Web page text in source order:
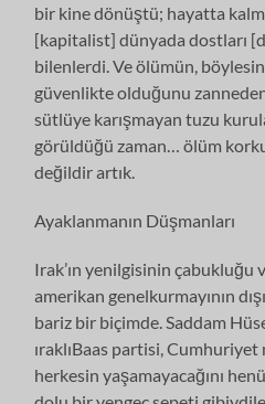
bir kine dönüştü; hayatta
[kapitalist] dünyada dostları
bilenlerdi. Ve ölümün,
güvenlikte olduğunu
sütlüye karışmayan tuzu
görüldüğü zaman… ölüm
değildir artık.
Ayaklanmanın Düşmanları
Irak’ın yenilgisinin çabukluğu
amerikan genelkurmayının
bariz bir biçimde. Saddam
ıraklıBaas partisi, Cumhuriyet
herkesin yaşamayacağını